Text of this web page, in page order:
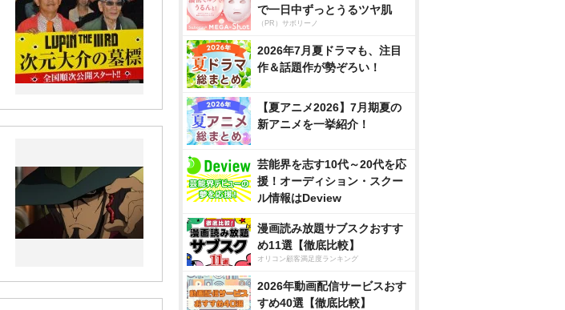
で一日中ずっとうるツヤ肌
（PR）サボリーノ
2026年7月夏ドラマも、注目
作＆話題作が勢ぞろい！
【夏アニメ2026】7月期夏の
新アニメを一挙紹介！
芸能界を志す10代～20代を応
援！オーディション・スクー
ル情報はDeview
漫画読み放題サブスクおすす
め11選【徹底比較】
オリコン顧客満足度ランキング
2026年動画配信サービスおす
すめ40選【徹底比較】